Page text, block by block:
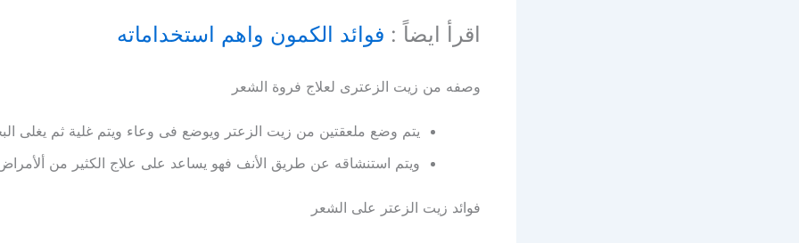
اقرأ ايضاً : فوائد الكمون واهم استخداماته
وصفه من زيت الزعترى لعلاج فروة الشعر
يتم وضع ملعقتين من زيت الزعتر ويوضع فى وعاء ويتم غلية ثم يغلى
ويتم استنشاقه عن طريق الأنف فهو يساعد على علاج الكثير من
فوائد زيت الزعتر على الشعر